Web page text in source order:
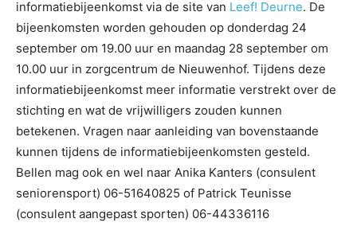
informatiebijeenkomst via de site van Leef! Deurne. De
bijeenkomsten worden gehouden op donderdag 24
september om 19.00 uur en maandag 28 september om
10.00 uur in zorgcentrum de Nieuwenhof. Tijdens deze
informatiebijeenkomst meer informatie verstrekt over de
stichting en wat de vrijwilligers zouden kunnen
betekenen. Vragen naar aanleiding van bovenstaande
kunnen tijdens de informatiebijeenkomsten gesteld.
Bellen mag ook en wel naar Anika Kanters (consulent
seniorensport) 06-51640825 of Patrick Teunisse
(consulent aangepast sporten) 06-44336116